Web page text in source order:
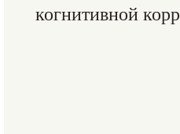
когнитивной